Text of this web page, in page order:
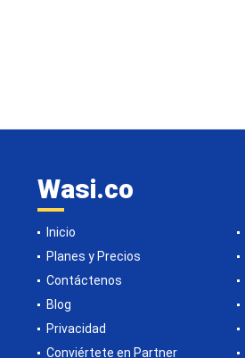
Wasi.co
Inicio
Planes y Precios
Contáctenos
Blog
Privacidad
Conviértete en Partner